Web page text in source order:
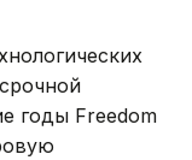
годы Freedom